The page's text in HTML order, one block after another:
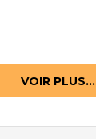
VOIR PLUS...